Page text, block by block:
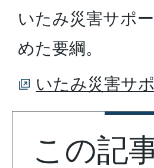
いたみ災害サポ
めた要綱。
いたみ災害サ
この記